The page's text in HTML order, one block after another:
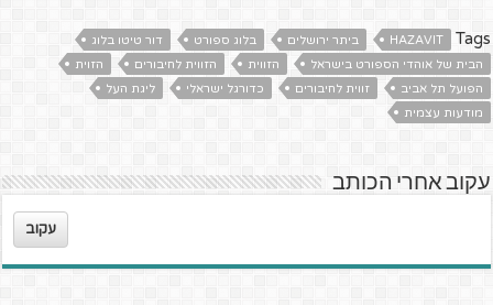
Tags
HAZAVIT ביתר ירושלים בלוג ספורט
דור טיטו בלוג
הבית של אוהדי הספורט בישראל
הזווית הזווית לחיבורים
הזוית
הפועל תל אביב
זווית לחיבורים כדורגל ישראלי
ליגת העל
מודעות עצמית
עקוב אחרי הכותב
עקוב